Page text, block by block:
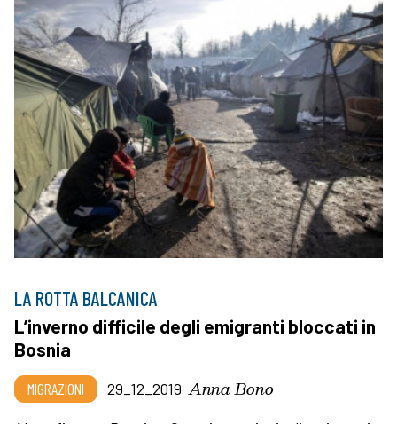
LA ROTTA BALCANICA
L’inverno difficile degli emigranti bloccati in
Bosnia
MIGRAZIONI 29_12_2019 Anna Bono